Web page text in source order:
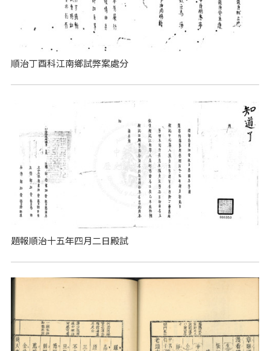
順治丁酉科江南鄉試弊案處分
題報順治十五年四月二日殿試